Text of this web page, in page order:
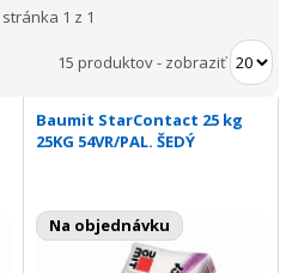
stránka 1 z 1
15 produktov- zobraziť
Baumit StarContact 25 kg
25KG 54VR/PAL. ŠEDÝ
Na objednávku